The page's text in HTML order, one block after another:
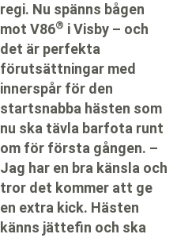
regi. Nu spänns bågen
mot V86®
® i Visby – och
det är perfekta
förutsättningar med
innerspår för den
startsnabba hästen som
nu ska tävla barfota runt
om för första gången. –
Jag har en bra känsla och
tror det kommer att ge
en extra kick. Hästen
känns jättefin och ska